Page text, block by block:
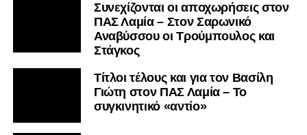
Συνεχίζονται οι αποχωρήσεις στον
ΠΑΣ Λαμία – Στον Σαρωνικό
Αναβύσσου οι Τρούμπουλος και
Στάγκος
Τίτλοι τέλους και για τον Βασίλη
Γιώτη στον ΠΑΣ Λαμία – Το
συγκινητικό «αντίο»